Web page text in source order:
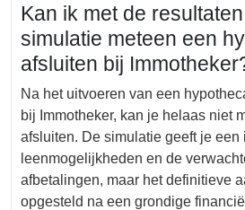
Kan ik met de
simulatie meteen een
afsluiten bij
Na het uitvoeren van een
bij Immotheker, kan je helaas niet
afsluiten. De simulatie geeft je een
leenmogelijkheden en de
afbetalingen, maar het definitieve
opgesteld na een grondige